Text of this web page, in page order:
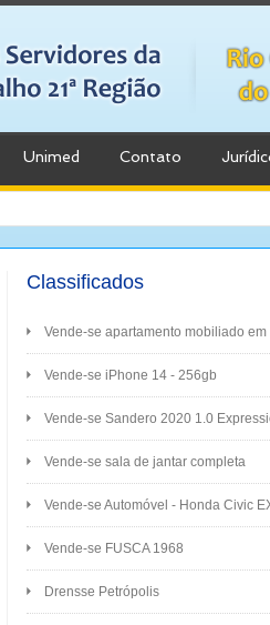
Unimed Contato
Classificados
Vende-se apartamento mobiliado
Vende-se iPhone 14 - 256gb
Vende-se Sandero 2020 1.0
Vende-se sala de jantar completa
Vende-se Automóvel - Honda Civic
Vende-se FUSCA 1968
Drensse Petrópolis